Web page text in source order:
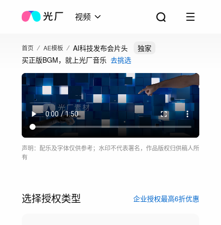
视频
首页 AE模板 AI科技发布会片头
独家
买正版BGM，就上光厂音乐 去挑选
声明：配乐及字体仅供参考；水印不代表署名，作品版权归供稿人所
有
选择授权类型 企业授权最高6折优惠